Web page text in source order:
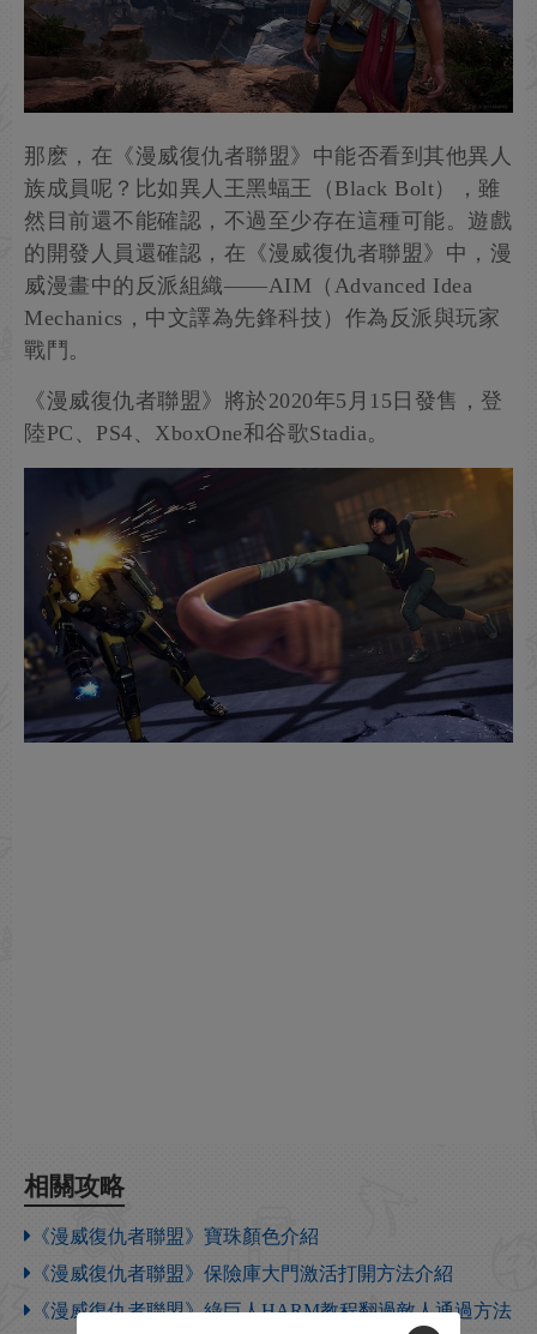
那麽，在《漫威復仇者聯盟》中能否看到其他異人
族成員呢？比如異人王黑蝠王（Black Bolt），雖
然目前還不能確認，不過至少存在這種可能。遊戲
的開發人員還確認，在《漫威復仇者聯盟》中，漫
威漫畫中的反派組織——AIM（Advanced Idea
Mechanics，中文譯為先鋒科技）作為反派與玩家
戰鬥。
《漫威復仇者聯盟》將於2020年5月15日發售，登
陸PC、PS4、XboxOne和谷歌Stadia。
相關攻略
《漫威復仇者聯盟》寶珠顏色介紹
《漫威復仇者聯盟》保險庫大門激活打開方法介紹
《漫威復仇者聯盟》綠巨人HARM教程翻過敵人通過方法